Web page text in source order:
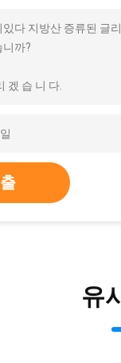
다 지방산 증류된 글
니까?
겠 습 니 다.
유